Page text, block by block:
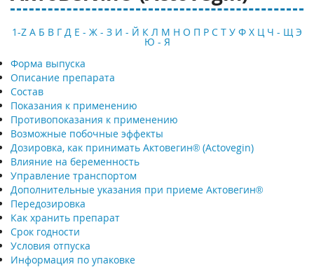
1-Z А Б В Г Д Е - Ж - З И - Й К Л М Н О П Р С Т У Ф Х Ц Ч - Щ Э
Ю - Я
Форма выпуска
Описание препарата
Состав
Показания к применению
Противопоказания к применению
Возможные побочные эффекты
Дозировка, как принимать Актовегин® (Actovegin)
Влияние на беременность
Управление транспортом
Дополнительные указания при приеме Актовегин®
Передозировка
Как хранить препарат
Срок годности
Условия отпуска
Информация по упаковке